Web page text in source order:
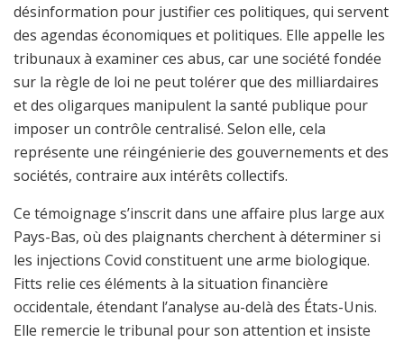
désinformation pour justifier ces politiques, qui servent
des agendas économiques et politiques. Elle appelle les
tribunaux à examiner ces abus, car une société fondée
sur la règle de loi ne peut tolérer que des milliardaires
et des oligarques manipulent la santé publique pour
imposer un contrôle centralisé. Selon elle, cela
représente une réingénierie des gouvernements et des
sociétés, contraire aux intérêts collectifs.
Ce témoignage s’inscrit dans une affaire plus large aux
Pays-Bas, où des plaignants cherchent à déterminer si
les injections Covid constituent une arme biologique.
Fitts relie ces éléments à la situation financière
occidentale, étendant l’analyse au-delà des États-Unis.
Elle remercie le tribunal pour son attention et insiste